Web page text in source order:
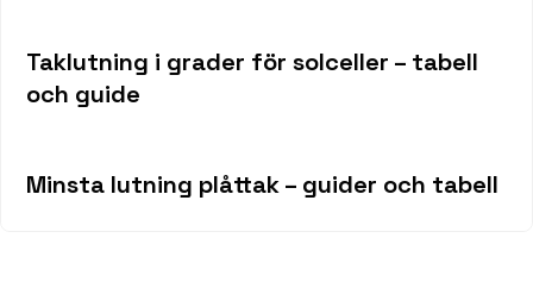
Taklutning i grader för solceller – tabell
och guide
Minsta lutning plåttak – guider och tabell